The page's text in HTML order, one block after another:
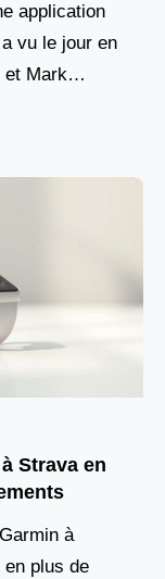
application
vu le jour en
et Mark
Strava en
à
en plus de